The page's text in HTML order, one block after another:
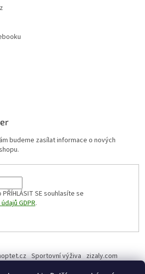
budeme zasílat informace o nových
SEsouhlasíte se
GDPR.
Sportovní výživa zizaly.com